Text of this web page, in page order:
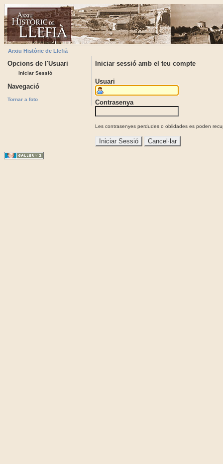
Arxiu Històric de Llefià
Opcions de l'Usuari
Iniciar Sessió
Navegació
Tornar a foto
Iniciar sessió amb el teu compte
Usuari
Contrasenya
Les contrasenyes perdudes o oblidades es poden